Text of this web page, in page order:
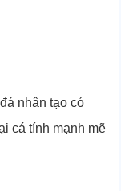
nhân tạo có
cá tính mạnh mẽ